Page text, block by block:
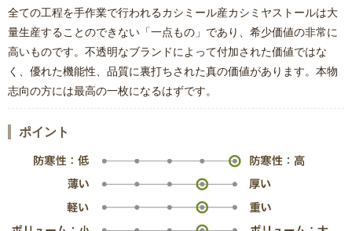
ポイント
全ての工程を手作業で行われるカシミール産カシミヤストールは大
量生産することのできない「一点もの」であり、希少価値の非常に
高いものです。不透明なブランドによって付加された価値ではな
く、優れた機能性、品質に裏打ちされた真の価値があります。本物
志向の方には最高の一枚になるはずです。